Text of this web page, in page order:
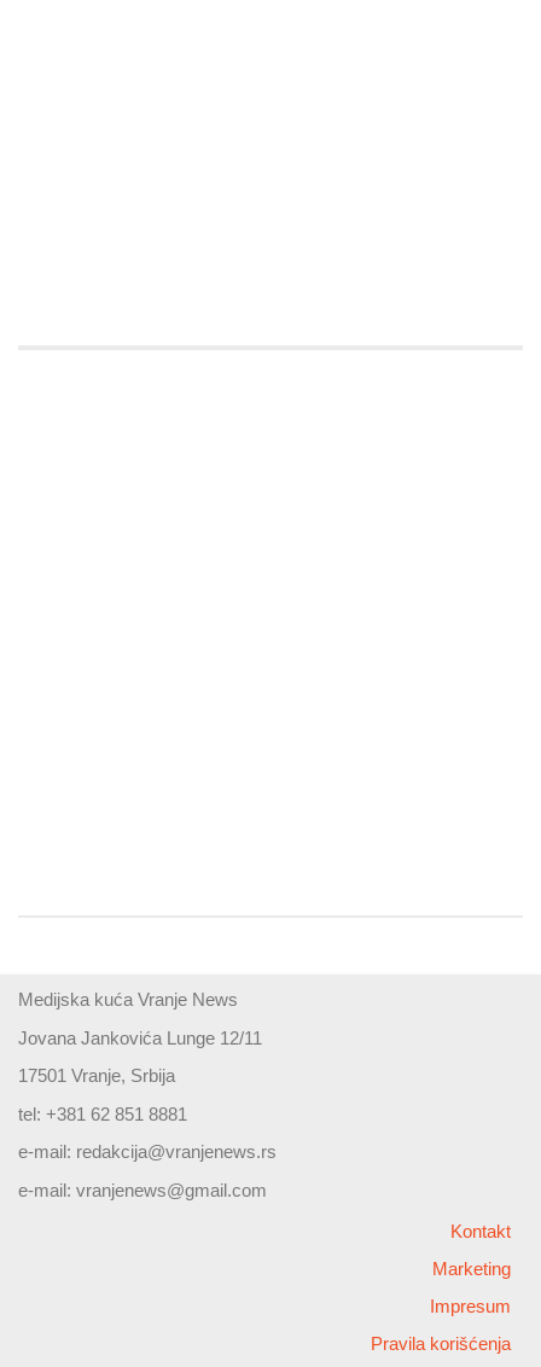
Medijska kuća Vranje News
Jovana Jankovića Lunge 12/11
17501 Vranje, Srbija
tel: +381 62 851 8881
e-mail: redakcija@vranjenews.rs
e-mail: vranjenews@gmail.com
Kontakt
Marketing
Impresum
Pravila korišćenja